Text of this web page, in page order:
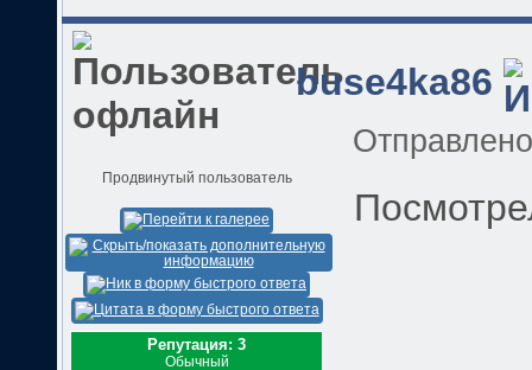
buse4ka86
Продвинутый пользователь
Репутация: 3
Обычный